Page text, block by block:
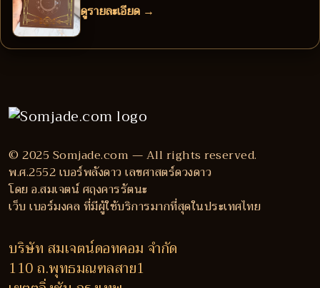
ดูรายละเอียด →
© 2025 Somjade.com — All rights reserved.
พ.ศ.2552 เบอร์พลังดาว เลขศาสตร์ดวงดาว
โดย อ.สมเจตน์ ศฤงคารรัตนะ
เว็บ เบอร์มงคล ที่มีผู้ใช้บริการมากที่สุดในประเทศไทย
บริษัท สมเจตน์ดอทคอม จำกัด
110 ถ.พุทธมณฑลสาย1